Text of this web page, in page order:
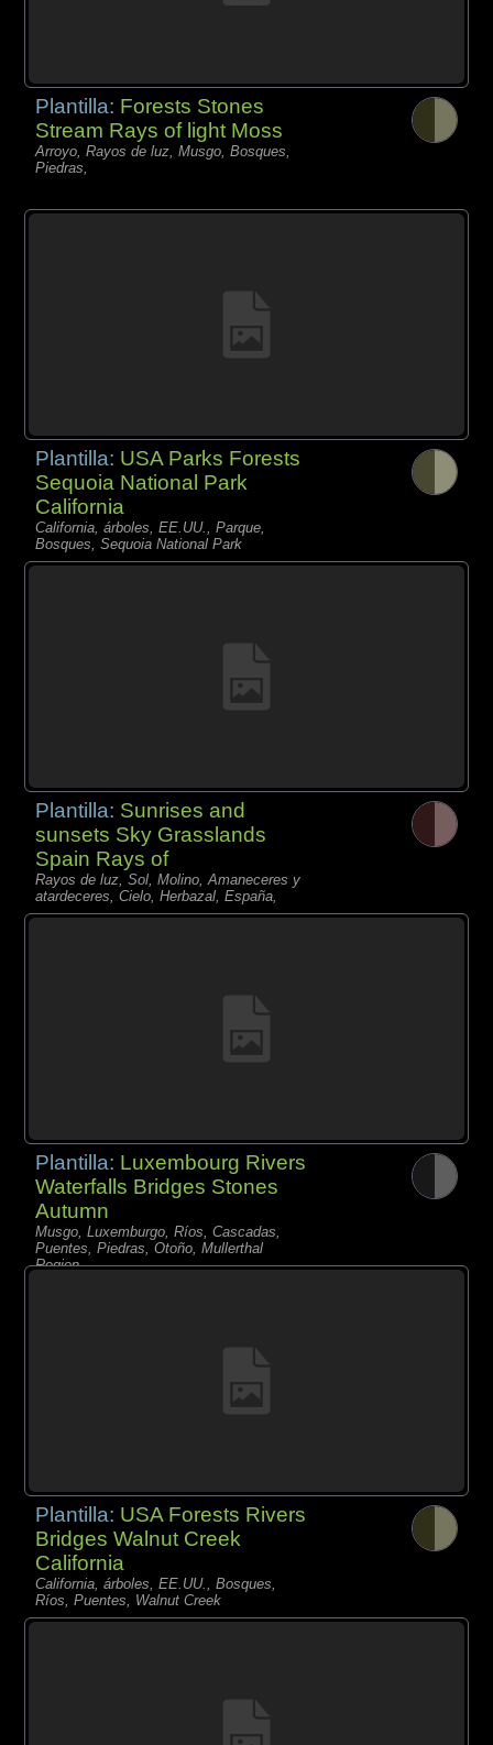
Plantilla: Forests Stones
Stream Rays of light Moss
Arroyo, Rayos de luz, Musgo, Bosques,
Piedras,
Plantilla: USA Parks Forests
Sequoia National Park
California
California, árboles, EE.UU., Parque,
Bosques, Sequoia National Park
Plantilla: Sunrises and
sunsets Sky Grasslands
Spain Rays of
Rayos de luz, Sol, Molino, Amaneceres y
atardeceres, Cielo, Herbazal, España,
Plantilla: Luxembourg Rivers
Waterfalls Bridges Stones
Autumn
Musgo, Luxemburgo, Ríos, Cascadas,
Puentes, Piedras, Otoño, Mullerthal
Region
Plantilla: USA Forests Rivers
Bridges Walnut Creek
California
California, árboles, EE.UU., Bosques,
Ríos, Puentes, Walnut Creek